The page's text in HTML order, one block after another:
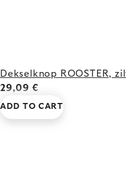
Dekselknop ROOSTER,
29,09 €
ADD TO CART